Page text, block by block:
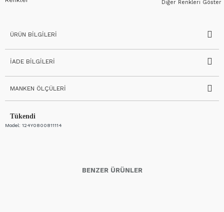
Tükendi
Model: 124Y0800811114
Diğer Renkleri Göster
ÜRÜN BILGILERI
İADE BILGILERI
MANKEN ÖLÇÜLERI
BENZER ÜRÜNLER